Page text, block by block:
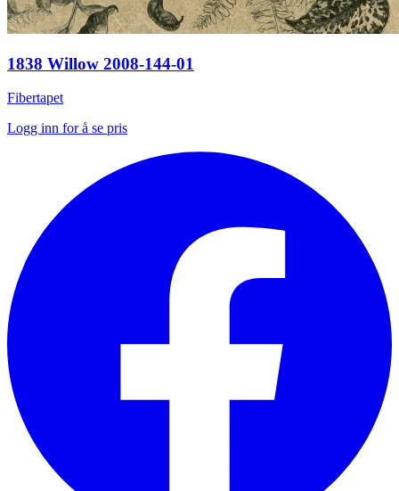
1838 Willow 2008-144-01
Fibertapet
Logg inn for å se pris